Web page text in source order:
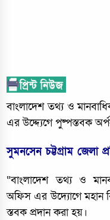
বাংলাদেশ তথ্য ও
এর উদ্দ্যেগে পুষ্পস্তবক
সুমনসেন চট্টগ্রাম জেলা
“বাংলাদেশ তথ্য ও
অফিস এর উদ্যোগে মহান
স্তবক প্রদান করা হয়।